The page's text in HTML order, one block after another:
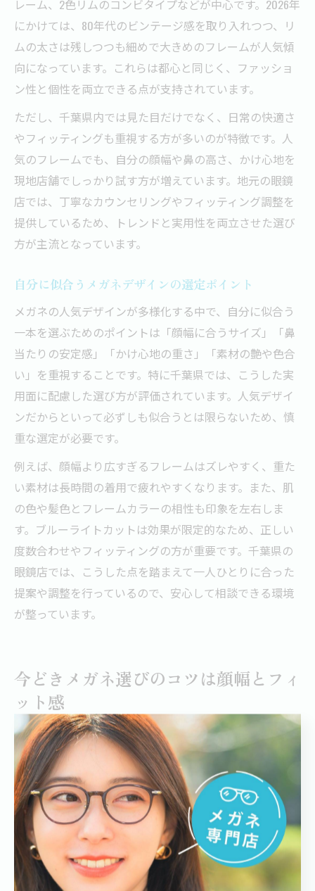
レーム、2色リムのコンビタイプなどが中心です。2026年
にかけては、80年代のビンテージ感を取り入れつつ、リ
ムの太さは残しつつも細めで大きめのフレームが人気傾
向になっています。これらは都心と同じく、ファッショ
ン性と個性を両立できる点が支持されています。
ただし、千葉県内では見た目だけでなく、日常の快適さ
やフィッティングも重視する方が多いのが特徴です。人
気のフレームでも、自分の顔幅や鼻の高さ、かけ心地を
現地店舗でしっかり試す方が増えています。地元の眼鏡
店では、丁寧なカウンセリングやフィッティング調整を
提供しているため、トレンドと実用性を両立させた選び
方が主流となっています。
自分に似合うメガネデザインの選定ポイント
メガネの人気デザインが多様化する中で、自分に似合う
一本を選ぶためのポイントは「顔幅に合うサイズ」「鼻
当たりの安定感」「かけ心地の重さ」「素材の艶や色合
い」を重視することです。特に千葉県では、こうした実
用面に配慮した選び方が評価されています。人気デザイ
ンだからといって必ずしも似合うとは限らないため、慎
重な選定が必要です。
例えば、顔幅より広すぎるフレームはズレやすく、重た
い素材は長時間の着用で疲れやすくなります。また、肌
の色や髪色とフレームカラーの相性も印象を左右しま
す。ブルーライトカットは効果が限定的なため、正しい
度数合わせやフィッティングの方が重要です。千葉県の
眼鏡店では、こうした点を踏まえて一人ひとりに合った
提案や調整を行っているので、安心して相談できる環境
が整っています。
今どきメガネ選びのコツは顔幅とフィ
ット感
顔幅に最適なメガネフィット感の選び方
千葉県でメガネを選ぶ際、最も重視すべきなのが自分の
顔幅に合ったフィット感です。顔幅に合わないメガネ
は、見た目のバランスが崩れるだけでなく、長時間着用
時のズレや痛みの原因にもなります。特に人気のボスト
ンやクラウンパントなどのクラシックデザインは天地幅